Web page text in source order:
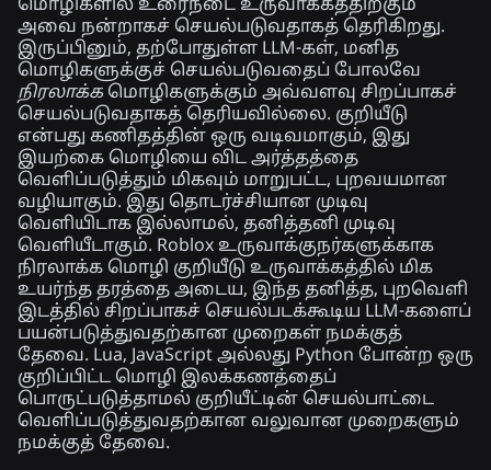
மொழிகளில் உரைநடை உருவாக்கத்திற்கும்
அவை நன்றாகச் செயல்படுவதாகத் தெரிகிறது.
இருப்பினும், தற்போதுள்ள LLM-கள், மனித
மொழிகளுக்குச் செயல்படுவதைப் போலவே
நிரலாக்க மொழிகளுக்கும் அவ்வளவு சிறப்பாகச்
செயல்படுவதாகத் தெரியவில்லை. குறியீடு
என்பது கணிதத்தின் ஒரு வடிவமாகும், இது
இயற்கை மொழியை விட அர்த்தத்தை
வெளிப்படுத்தும் மிகவும் மாறுபட்ட, புறவயமான
வழியாகும். இது தொடர்ச்சியான முடிவு
வெளியிடாக இல்லாமல், தனித்தனி முடிவு
வெளியீடாகும். Roblox உருவாக்குநர்களுக்காக
நிரலாக்க மொழி குறியீடு உருவாக்கத்தில் மிக
உயர்ந்த தரத்தை அடைய, இந்த தனித்த, புறவெளி
இடத்தில் சிறப்பாகச் செயல்படக்கூடிய LLM-களைப்
பயன்படுத்துவதற்கான முறைகள் நமக்குத்
தேவை. Lua, JavaScript அல்லது Python போன்ற ஒரு
குறிப்பிட்ட மொழி இலக்கணத்தைப்
பொருட்படுத்தாமல் குறியீட்டின் செயல்பாட்டை
வெளிப்படுத்துவதற்கான வலுவான முறைகளும்
நமக்குத் தேவை.